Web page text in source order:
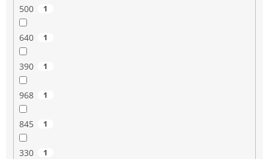
500 1
640 1
390 1
968 1
845 1
330 1